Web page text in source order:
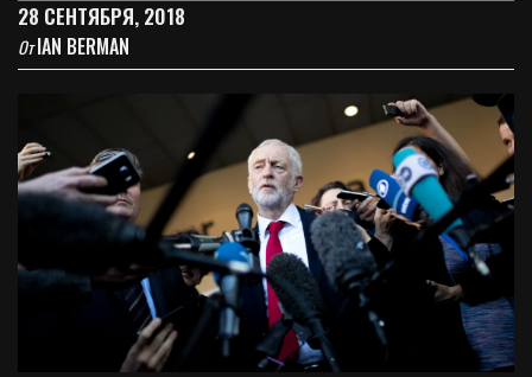
28 СЕНТЯБРЯ, 2018
ОтIAN BERMAN